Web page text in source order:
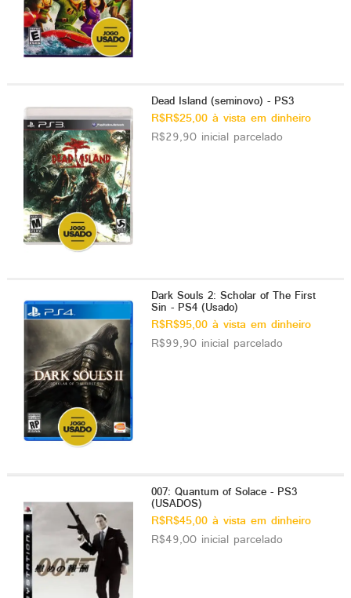
Dead Island (seminovo) - PS3
R$R$25,00 à vista em dinheiro
R$29,90 inicial parcelado
Dark Souls 2: Scholar of The First
Sin - PS4 (Usado)
R$R$95,00 à vista em dinheiro
R$99,90 inicial parcelado
007: Quantum of Solace - PS3
(USADOS)
R$R$45,00 à vista em dinheiro
R$49,00 inicial parcelado